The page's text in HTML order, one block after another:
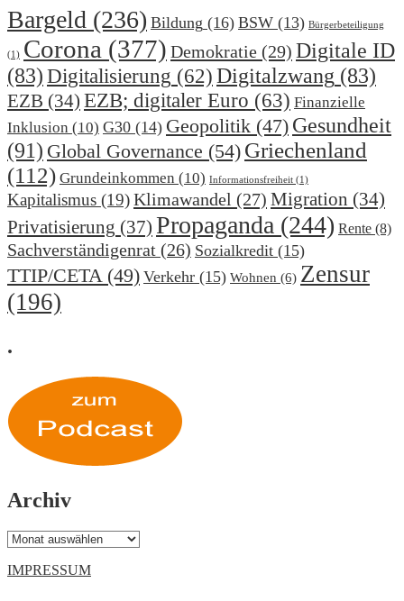
Bargeld (236) Bildung (16) BSW (13) Bürgerbeteiligung
(1) Corona (377) Demokratie (29) Digitale ID
(83) Digitalisierung (62) Digitalzwang (83)
EZB (34) EZB; digitaler Euro (63) Finanzielle
Inklusion (10) G30 (14) Geopolitik (47) Gesundheit
(91) Global Governance (54) Griechenland
(112) Grundeinkommen (10) Informationsfreiheit (1)
Kapitalismus (19)Klimawandel (27) Migration (34)
Privatisierung (37) Propaganda (244) Rente (8)
Sachverständigenrat (26) Sozialkredit (15)
TTIP/CETA(49) Verkehr (15) Wohnen (6) Zensur
(196)
.
Archiv
Archiv
IMPRESSUM